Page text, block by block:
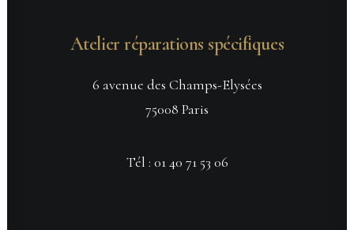
Atelier réparations spécifiques
6 avenue des Champs-Elysées
75008 Paris
Tél : 01 40 71 53 06